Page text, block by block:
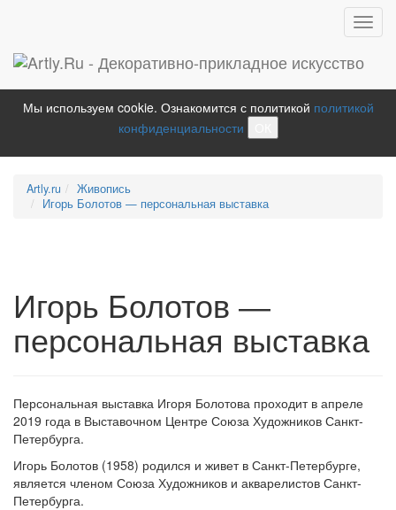
Мы используем cookie. Ознакомится с политикой политикой
конфиденциальности
Artly.ru
Живопись
Игорь Болотов — персональная выставка
Игорь Болотов —
персональная выставка
Персональная выставка Игоря Болотова проходит в апреле
2019 года в Выставочном Центре Союза Художников Санкт-
Петербурга.
Игорь Болотов (1958) родился и живет в Санкт-Петербурге,
является членом Союза Художников и акварелистов Санкт-
Петербурга.